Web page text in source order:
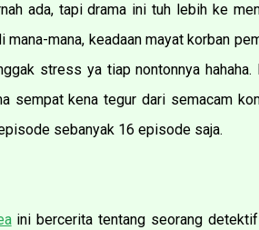
ada, tapi drama ini tuh lebih ke
mana, keadaan mayat korban
stress ya tiap nontonnya
sempat kena tegur dari semacam
sebanyak 16 episode saja.
ini bercerita tentang seorang